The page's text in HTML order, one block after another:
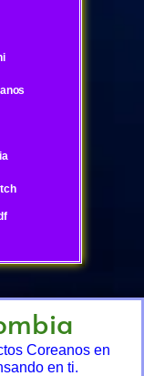
Coreanos en
en ti.